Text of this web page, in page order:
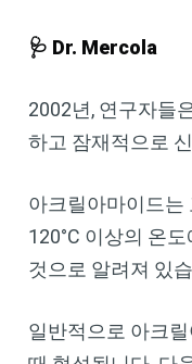
🩺 Dr. Mercola
2002년, 연구자들
하고 잠재적으로
아크릴아마이드는
120°C 이상의 온
것으로 알려져 있
일반적으로 아크